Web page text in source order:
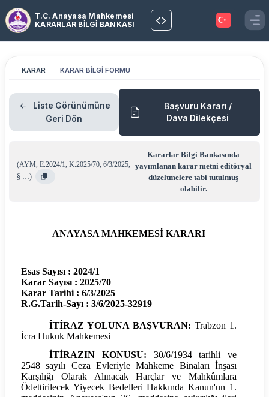
T.C. Anayasa Mahkemesi
KARARLAR BİLGİ BANKASI
KARAR KARAR BİLGİ FORMU
Liste Görünümüne
Geri Dön
Başvuru Kararı /
Dava Dilekçesi
(AYM, E.2024/1, K.2025/70, 6/3/2025,
§ …)
Kararlar Bilgi Bankasında
yayımlanan karar metni editöryal
düzeltmelere tabi tutulmuş
olabilir.